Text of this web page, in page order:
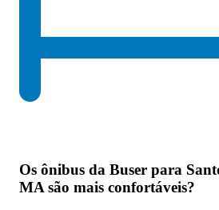
Os ônibus da Buser para
MA são mais confortáveis?